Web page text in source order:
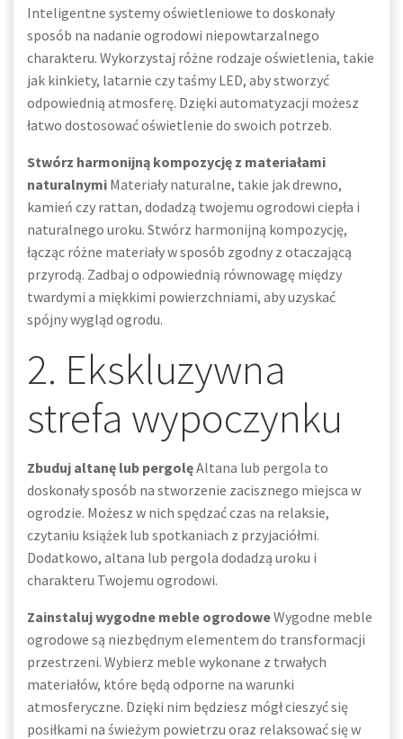
Inteligentne systemy oświetleniowe to doskonały
sposób na nadanie ogrodowi niepowtarzalnego
charakteru. Wykorzystaj różne rodzaje oświetlenia, takie
jak kinkiety, latarnie czy taśmy LED, aby stworzyć
odpowiednią atmosferę. Dzięki automatyzacji możesz
łatwo dostosować oświetlenie do swoich potrzeb.
Stwórz harmonijną kompozycję z materiałami
naturalnymi Materiały naturalne, takie jak drewno,
kamień czy rattan, dodadzą twojemu ogrodowi ciepła i
naturalnego uroku. Stwórz harmonijną kompozycję,
łącząc różne materiały w sposób zgodny z otaczającą
przyrodą. Zadbaj o odpowiednią równowagę między
twardymi a miękkimi powierzchniami, aby uzyskać
spójny wygląd ogrodu.
2. Ekskluzywna
strefa wypoczynku
Zbuduj altanę lub pergolęAltana lub pergola to
doskonały sposób na stworzenie zacisznego miejsca w
ogrodzie. Możesz w nich spędzać czas na relaksie,
czytaniu książek lub spotkaniach z przyjaciółmi.
Dodatkowo, altana lub pergola dodadzą uroku i
charakteru Twojemu ogrodowi.
Zainstaluj wygodne meble ogrodoweWygodne meble
ogrodowe są niezbędnym elementem do transformacji
przestrzeni. Wybierz meble wykonane z trwałych
materiałów, które będą odporne na warunki
atmosferyczne. Dzięki nim będziesz mógł cieszyć się
posiłkami na świeżym powietrzu oraz relaksować się w